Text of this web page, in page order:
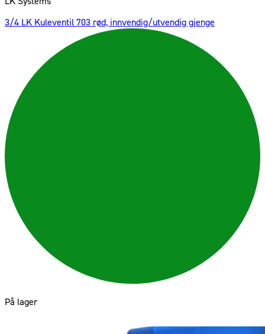
3/4 LK Kuleventil 703 rød, innvendig/utvendig gjenge
På lager